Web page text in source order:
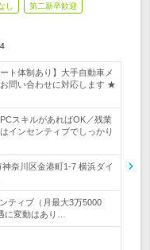
し 第二新卒歓迎
ト体制あり】大手自動車メ
問い合わせに対応します ★
スキルがあればOK／残業
インセンティブでしっかり
奈川区金港町1-7 横浜ダイ
ティブ（月最大3万5000
に変動はあり…